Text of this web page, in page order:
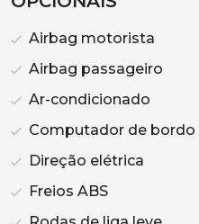
Airbag motorista
Airbag passageiro
Ar-condicionado
Computador de bordo
Direção elétrica
Freios ABS